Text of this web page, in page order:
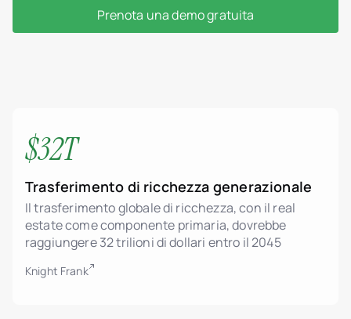
Prenota una demo gratuita
$32T
Trasferimento di ricchezza generazionale
Il trasferimento globale di ricchezza, con il real
estate come componente primaria, dovrebbe
raggiungere 32 trilioni di dollari entro il 2045
Knight Frank